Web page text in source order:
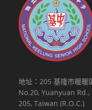
地址：205 基隆市暖暖
No.20, Yuanyuan
205, Taiwan (R.O.C.)